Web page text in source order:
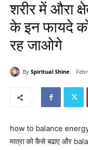
शरीर में औरा
के इन फायदे
रह जाओगे
By Spiritual Shine
how to balance energy
मात्रा को कैसे बढाए और